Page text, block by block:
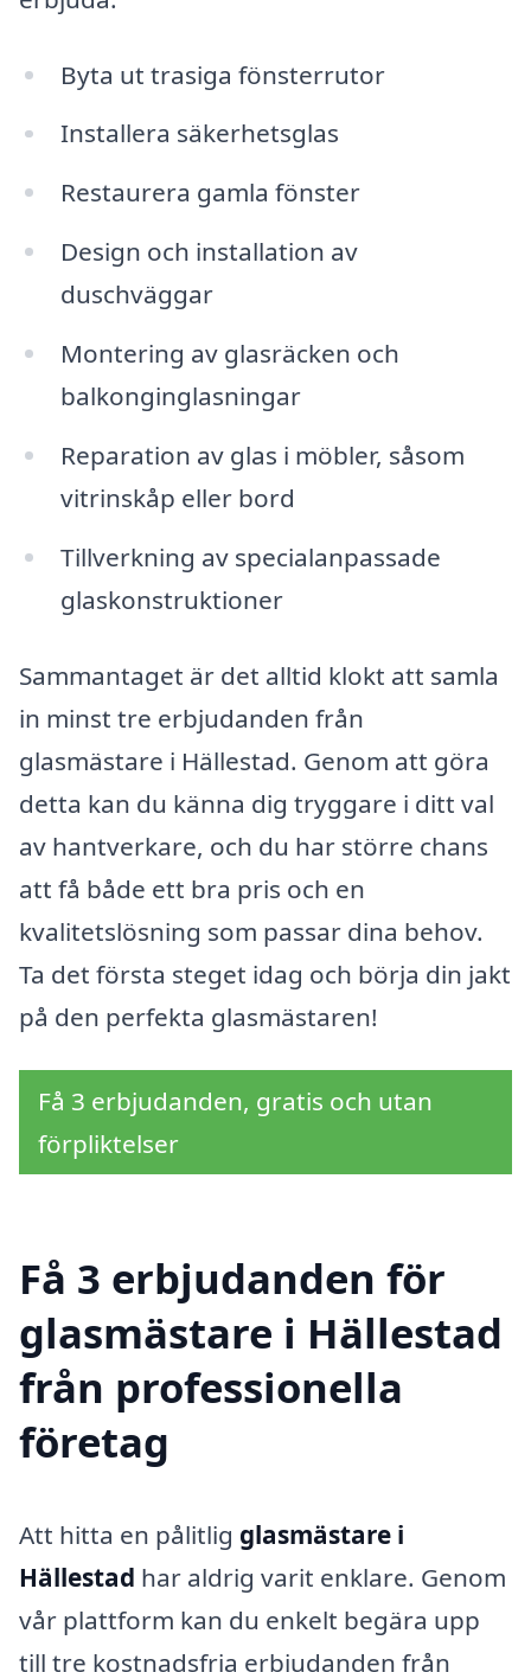
Byta ut trasiga fönsterrutor
Installera säkerhetsglas
Restaurera gamla fönster
Design och installation av
duschväggar
Montering av glasräcken och
balkonginglasningar
Reparation av glas i möbler, såsom
vitrinskåp eller bord
Tillverkning av specialanpassade
glaskonstruktioner
Sammantaget är det alltid klokt att samla
in minst tre erbjudanden från
glasmästare i Hällestad. Genom att göra
detta kan du känna dig tryggare i ditt val
av hantverkare, och du har större chans
att få både ett bra pris och en
kvalitetslösning som passar dina behov.
Ta det första steget idag och börja din jakt
på den perfekta glasmästaren!
Få 3 erbjudanden, gratis och utan
förpliktelser
Få 3 erbjudanden för
glasmästare i Hällestad
från professionella
företag
Att hitta en pålitlig glasmästare i
Hällestad har aldrig varit enklare. Genom
vår plattform kan du enkelt begära upp
till tre kostnadsfria erbjudanden från